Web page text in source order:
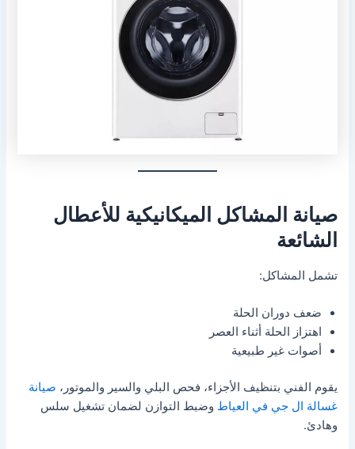
صيانة المشاكل الميكانيكية للأعطال
الشائعة
تشمل المشاكل:
ضعف دوران الحلة
اهتزاز الحلة أثناء العصر
أصوات غير طبيعية
يقوم الفني بتنظيف الأجزاء، فحص البلي والسير والموتور، صيانة
غسالة ال جي في العياط وضبط التوازن لضمان تشغيل سلس
وهادئ.